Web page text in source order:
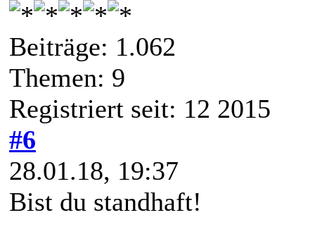
Beiträge: 1.062
Themen: 9
Registriert seit: 12 2015
#6
28.01.18, 19:37
Bist du standhaft!